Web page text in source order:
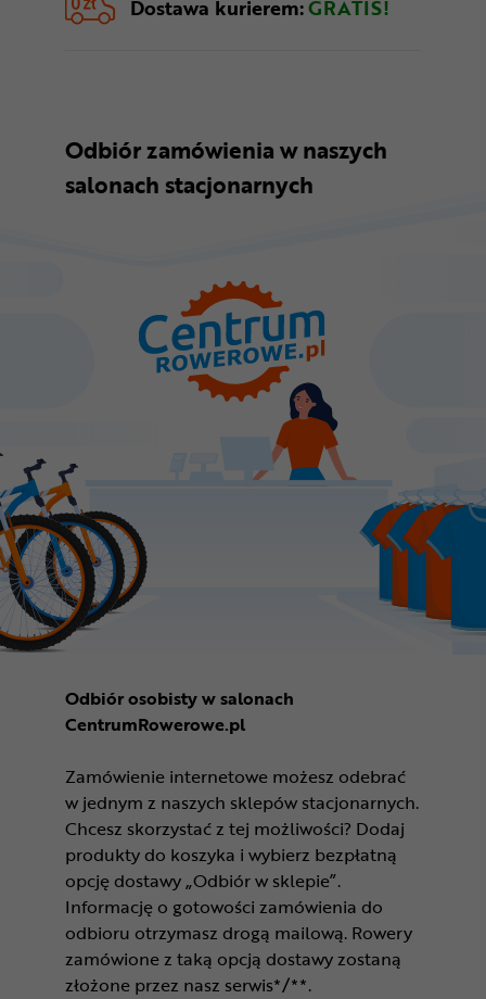
Dostawa kurierem:GRATIS!
Odbiór zamówienia w naszych
salonach stacjonarnych
Odbiór osobisty w salonach
CentrumRowerowe.pl
Zamówienie internetowe możesz odebrać
w jednym z naszych sklepów stacjonarnych.
Chcesz skorzystać z tej możliwości? Dodaj
produkty do koszyka i wybierz bezpłatną
opcję dostawy „Odbiór w sklepie”.
Informację o gotowości zamówienia do
odbioru otrzymasz drogą mailową. Rowery
zamówione z taką opcją dostawy zostaną
złożone przez nasz serwis*/**.